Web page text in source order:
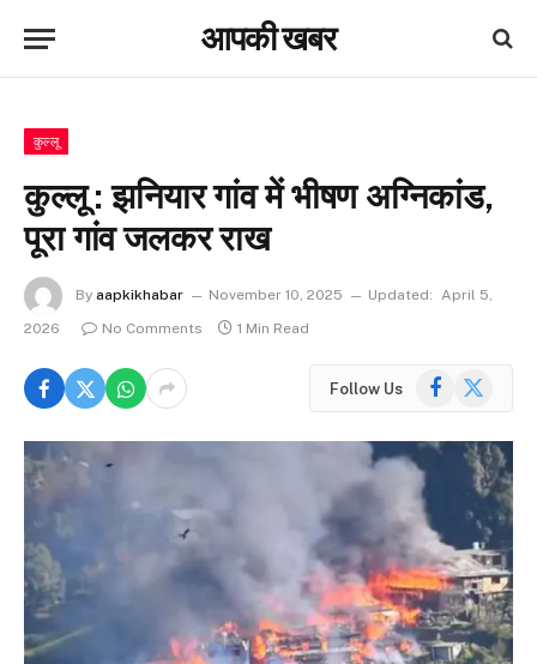
आपकी खबर
कुल्लू
कुल्लू : झनियार गांव में भीषण अग्निकांड,
पूरा गांव जलकर राख
By aapkikhabar November 10, 2025 Updated: April 5,
2026
No Comments 1 Min Read
Follow Us Facebook
X